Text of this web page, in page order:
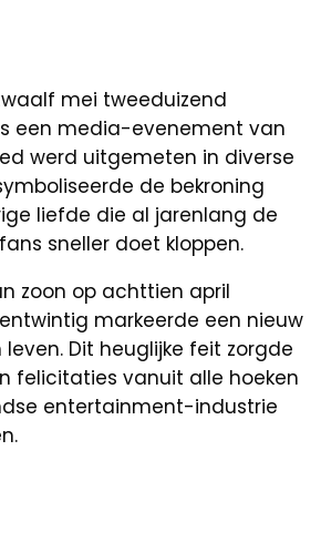
mei tweeduizend
een media-evenement van
werd uitgemeten in diverse
de bekroning
liefde die al jarenlang de
sneller doet kloppen.
zoon op achttien april
markeerde een nieuw
Dit heuglijke feit zorgde
felicitaties vanuit alle hoeken
entertainment-industrie